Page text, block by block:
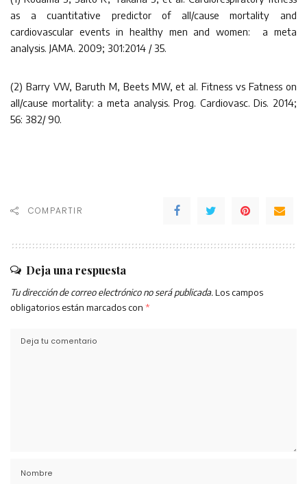
as a cuantitative predictor of all/cause mortality and
cardiovascular events in healthy men and women: a meta
analysis. JAMA. 2009; 301:2014 / 35.
(2) Barry VW, Baruth M, Beets MW, et al. Fitness vs Fatness on
all/cause mortality: a meta analysis. Prog. Cardiovasc. Dis. 2014;
56: 382/ 90.
COMPARTIR
Deja una respuesta
Tu dirección de correo electrónico no será publicada. Los campos
obligatorios están marcados con *